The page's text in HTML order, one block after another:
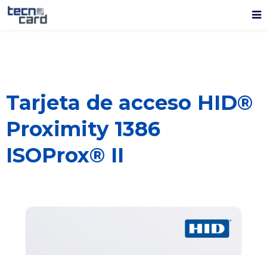
Tarjeta de acceso HID®
Proximity 1386
ISOProx® II